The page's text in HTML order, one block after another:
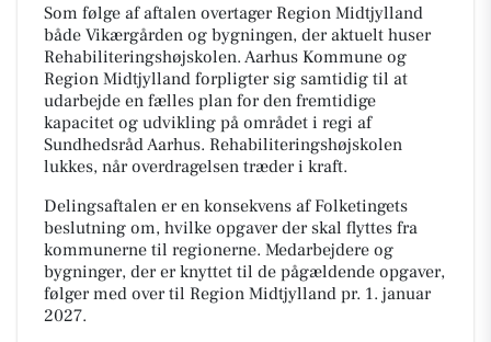
Som følge af aftalen overtager Region Midtjylland
både Vikærgården og bygningen, der aktuelt huser
Rehabiliteringshøjskolen. Aarhus Kommune og
Region Midtjylland forpligter sig samtidig til at
udarbejde en fælles plan for den fremtidige
kapacitet og udvikling på området i regi af
Sundhedsråd Aarhus. Rehabiliteringshøjskolen
lukkes, når overdragelsen træder i kraft.
Delingsaftalen er en konsekvens af Folketingets
beslutning om, hvilke opgaver der skal flyttes fra
kommunerne til regionerne. Medarbejdere og
bygninger, der er knyttet til de pågældende opgaver,
følger med over til Region Midtjylland pr. 1. januar
2027.